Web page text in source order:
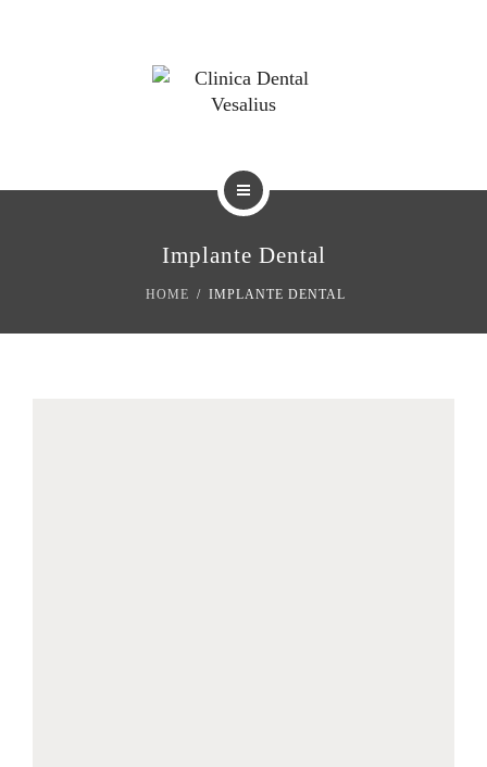
Implante Dental
HOME IMPLANTE DENTAL